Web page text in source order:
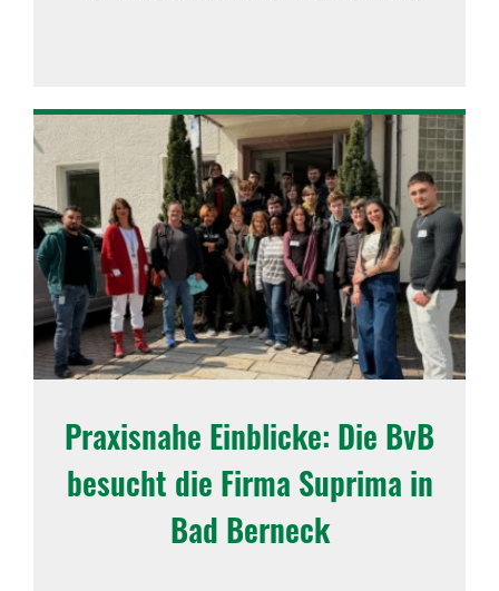
Praxis­nahe Einblicke: Die BvB
besucht die Firma Suprima in
Bad Berneck